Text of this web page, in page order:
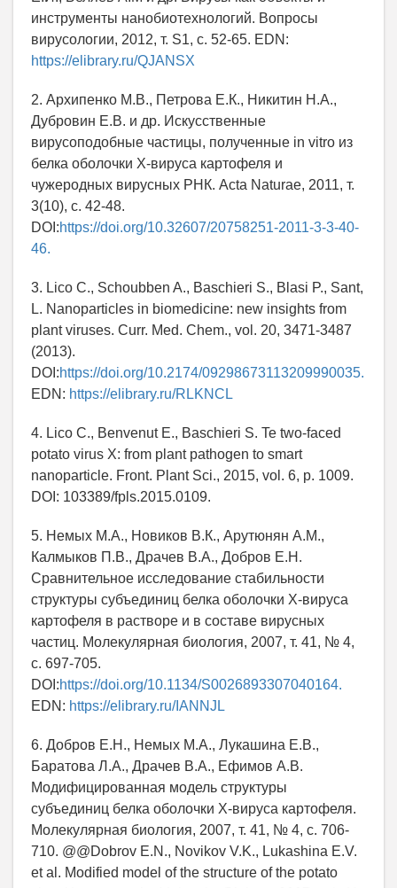
инструменты нанобиотехнологий. Вопросы
вирусологии, 2012, т. S1, с. 52-65. EDN:
https://elibrary.ru/QJANSX
2. Архипенко М.В., Петрова Е.К., Никитин Н.А.,
Дубровин Е.В. и др. Искусственные
вирусоподобные частицы, полученные in vitro из
белка оболочки Х-вируса картофеля и
чужеродных вирусных РНК. Acta Naturae, 2011, т.
3(10), с. 42-48.
DOI:https://doi.org/10.32607/20758251-2011-3-3-40-
46.
3. Lico C., Schoubben A., Baschieri S., Blasi P., Sant,
L. Nanoparticles in biomedicine: new insights from
plant viruses. Curr. Med. Chem., vol. 20, 3471-3487
(2013).
DOI:https://doi.org/10.2174/09298673113209990035.
EDN: https://elibrary.ru/RLKNCL
4. Lico C., Benvenut E., Baschieri S. Te two-faced
potato virus X: from plant pathogen to smart
nanoparticle. Front. Plant Sci., 2015, vol. 6, p. 1009.
DOI: 103389/fpls.2015.0109.
5. Немых М.А., Новиков В.К., Арутюнян А.М.,
Калмыков П.В., Драчев В.А., Добров Е.Н.
Сравнительное исследование стабильности
структуры субъединиц белка оболочки Х-вируса
картофеля в растворе и в составе вирусных
частиц. Молекулярная биология, 2007, т. 41, № 4,
с. 697-705.
DOI:https://doi.org/10.1134/S0026893307040164.
EDN: https://elibrary.ru/IANNJL
6. Добров Е.Н., Немых М.А., Лукашина Е.В.,
Баратова Л.А., Драчев В.А., Ефимов А.В.
Модифицированная модель структуры
субъединиц белка оболочки Х-вируса картофеля.
Молекулярная биология, 2007, т. 41, № 4, с. 706-
710. @@Dobrov E.N., Novikov V.K., Lukashina E.V.
et al. Modified model of the structure of the potato